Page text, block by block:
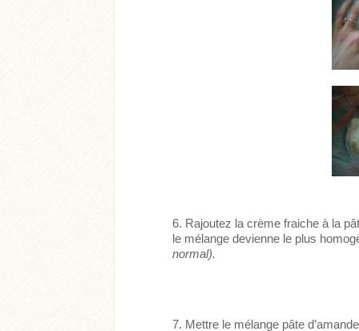
Rajoutez la crème fraiche à la
le mélange devienne le plus
normal).
Mettre le mélange pâte